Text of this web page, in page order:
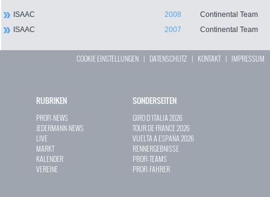
ISAAC 2008
Continental Team
ISAAC
2007 Continental Team
COOKIE EINSTELLUNGEN | DATENSCHUTZ | KONTAKT| IMPRESSUM
RUBRIKEN
PROFI-NEWS
JEDERMANN-NEWS
LIVE
MARKT
KALENDER
VEREINE
SONDERSEITEN
GIRO D`ITALIA 2026
TOUR DE FRANCE 2026
VUELTA A ESPAÑA 2026
RENNERGEBNISSE
PROFI-TEAMS
PROFI-FAHRER